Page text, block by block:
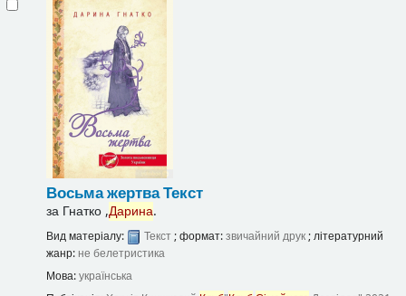
Восьма жертваТекст
за Гнатко ,Дарина.
Вид матеріалу: Текст; формат:звичайний друк; літературний
жанр: не белетристика
Мова:українська